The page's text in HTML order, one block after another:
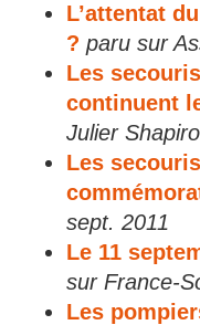
L’attentat
? paru sur
Les
continuent
Julier
Les
sept. 2011
Le 11
sur France-
Les